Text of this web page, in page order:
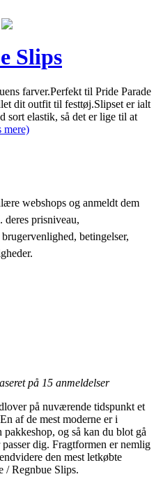
Slips
farver.Perfekt til Pride Parade
dit outfit til festtøj.Slipset er ialt
sort elastik, så det er lige til at
webshops og anmeldt dem
deres prisniveau,
betingelser,
på 15 anmeldelser
på nuværende tidspunkt et
af de mest moderne er i
og så kan du blot gå
dig. Fragtformen er nemlig
den mest letkøbte
/ Regnbue Slips.